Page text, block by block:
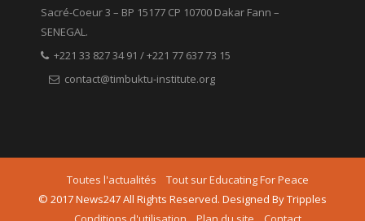
Sacré-Coeur 3 – BP 15177 CP 10700 Dakar Fann –
SENEGAL.
+221 33 827 34 91 / +221 77 637 73 15
contact@timbuktu-institute.org
Toutes l'actualités
Tout sur Educating For Peace
© 2017 News247 All Rights Reserved. Designed By Tripples